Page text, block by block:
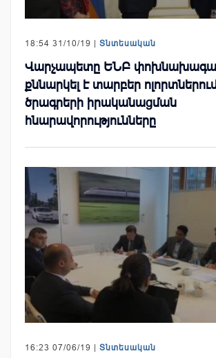
18:54 31/10/19 | Տնտեսական
Վարչապետը ԵՆԲ
քննարկել է տարբեր
ծրագրերի իրականացման
հնարավորությունները
16:23 07/06/19 | Տնտեսական